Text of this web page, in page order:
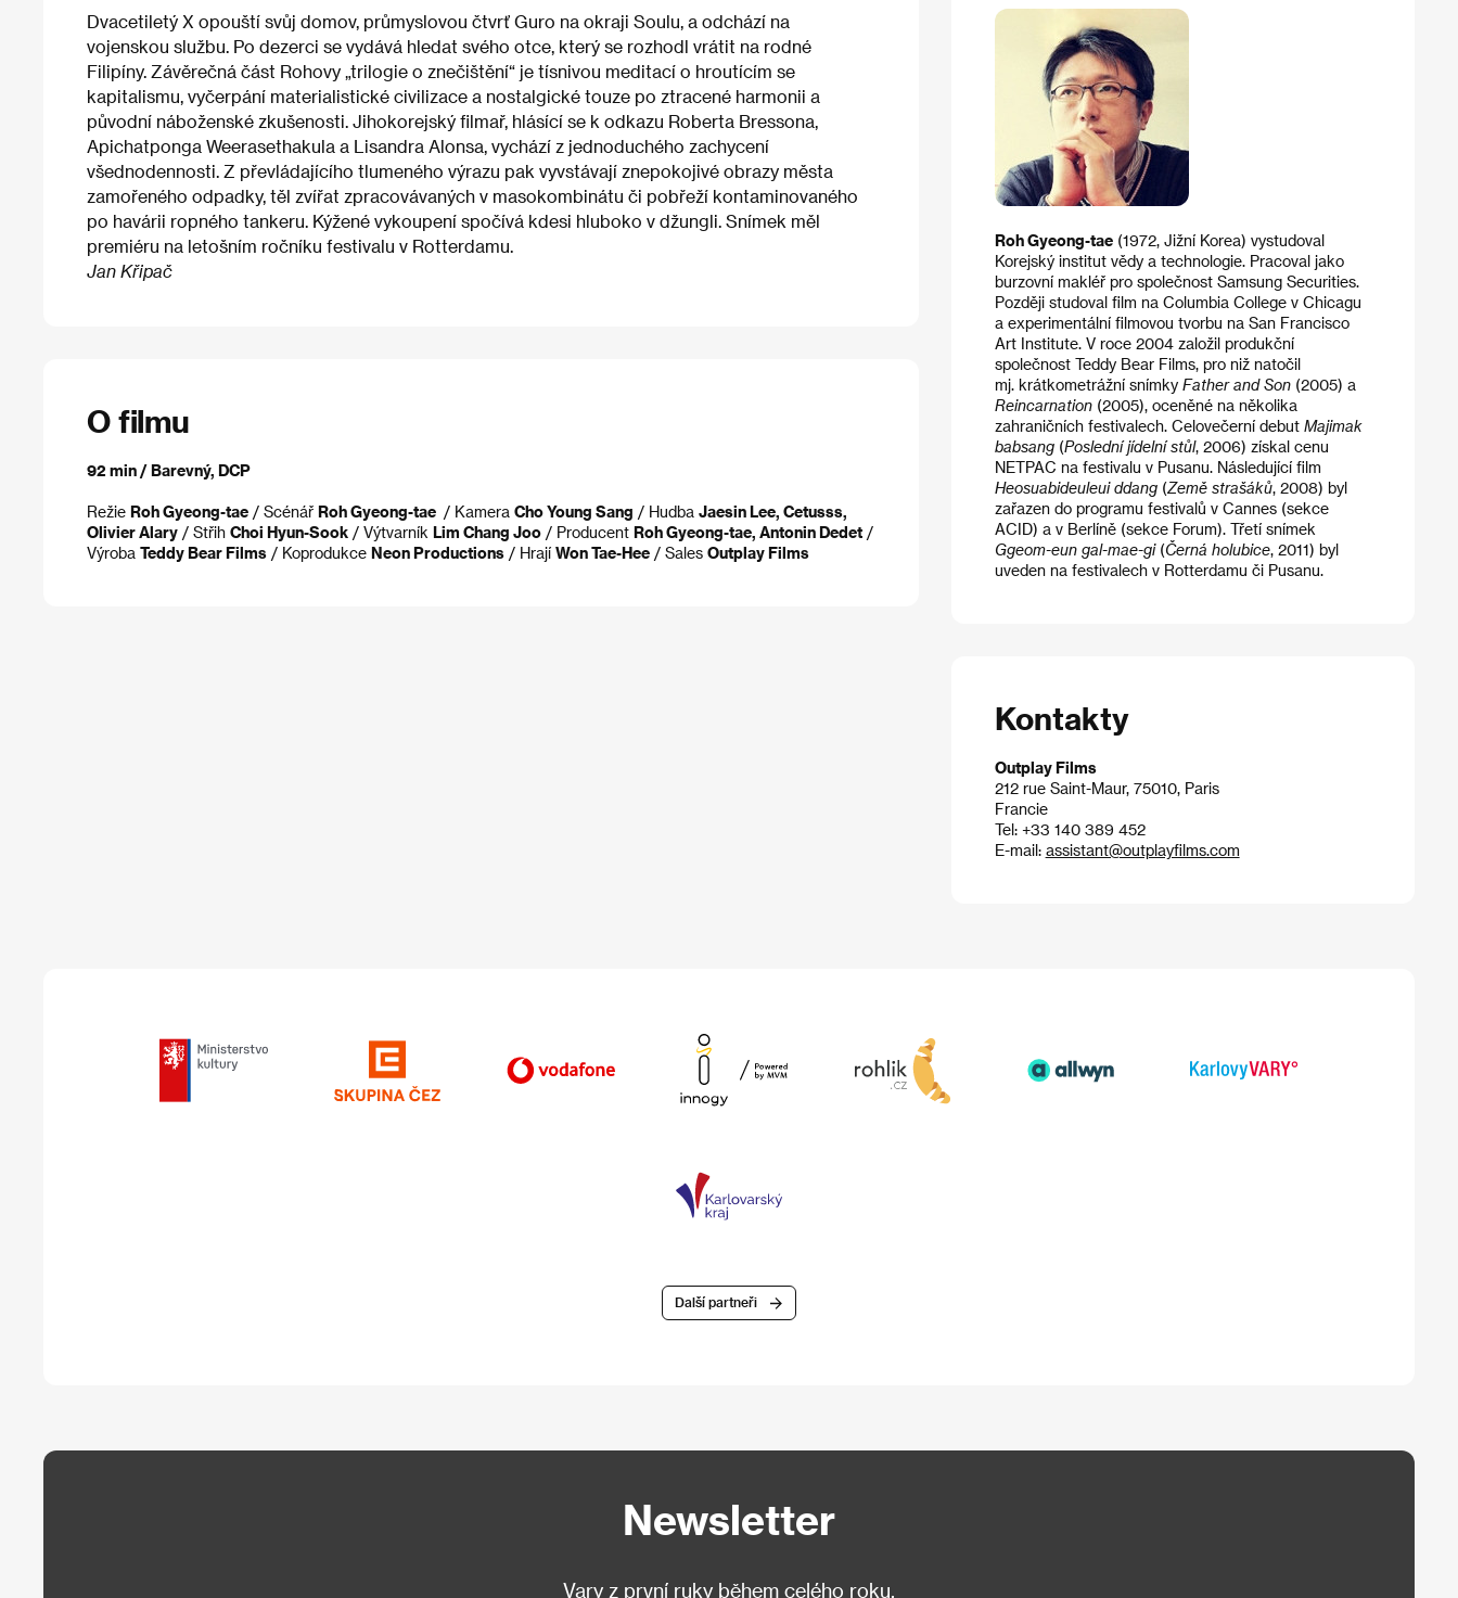
Dvacetiletý X opouští svůj domov, průmyslovou čtvrť Guro na okraji Soulu, a odchází na
vojenskou službu. Po dezerci se vydává hledat svého otce, který se rozhodl vrátit na rodné
Filipíny. Závěrečná část Rohovy „trilogie o znečištění“ je tísnivou meditací o hroutícím se
kapitalismu, vyčerpání materialistické civilizace a nostalgické touze po ztracené harmonii a
původní náboženské zkušenosti. Jihokorejský filmař, hlásící se k odkazu Roberta Bressona,
Apichatponga Weerasethakula a Lisandra Alonsa, vychází z jednoduchého zachycení
všednodennosti. Z převládajícího tlumeného výrazu pak vyvstávají znepokojivé obrazy města
zamořeného odpadky, těl zvířat zpracovávaných v masokombinátu či pobřeží kontaminovaného
po havárii ropného tankeru. Kýžené vykoupení spočívá kdesi hluboko v džungli. Snímek měl
premiéru na letošním ročníku festivalu v Rotterdamu.
Jan Křipač
O filmu
92 min / Barevný, DCP
Režie Roh Gyeong-tae / Scénář Roh Gyeong-tae / Kamera Cho Young Sang / Hudba Jaesin Lee, Cetusss,
Olivier Alary / Střih Choi Hyun-Sook / Výtvarník Lim Chang Joo / Producent Roh Gyeong-tae, Antonin Dedet /
Výroba Teddy Bear Films / Koprodukce Neon Productions / Hrají Won Tae-Hee / Sales Outplay Films
Roh Gyeong-tae(1972, Jižní Korea) vystudoval
Korejský institut vědy a technologie. Pracoval jako
burzovní makléř pro společnost Samsung Securities.
Později studoval film na Columbia College v Chicagu
a experimentální filmovou tvorbu na San Francisco
Art Institute. V roce 2004 založil produkční
společnost Teddy Bear Films, pro niž natočil
mj. krátkometrážní snímky Father and Son(2005) a
Reincarnation(2005), oceněné na několika
zahraničních festivalech. Celovečerní debut Majimak
babsang(Poslední jídelní stůl, 2006) získal cenu
NETPAC na festivalu v Pusanu. Následující film
Heosuabideuleui ddang(Země strašáků, 2008) byl
zařazen do programu festivalů v Cannes (sekce
ACID) a v Berlíně (sekce Forum). Třetí snímek
Ggeom-eun gal-mae-gi(Černá holubice, 2011) byl
uveden na festivalech v Rotterdamu či Pusanu.
Kontakty
Outplay Films
212 rue Saint-Maur, 75010, Paris
Francie
Tel: +33 140 389 452
E-mail: assistant@outplayfilms.com
Další partneři
Newsletter
Vary z první ruky během celého roku.